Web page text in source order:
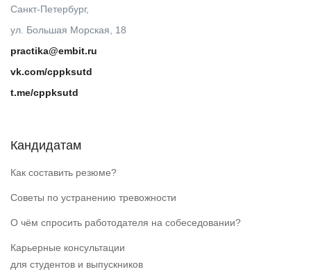
Санкт-Петербург,
ул. Большая Морская, 18
practika@embit.ru
vk.com/cppksutd
t.me/cppksutd
Кандидатам
Как составить резюме?
Советы по устранению тревожности
О чём спросить работодателя на собеседовании?
Карьерные консультации
для студентов и выпускников